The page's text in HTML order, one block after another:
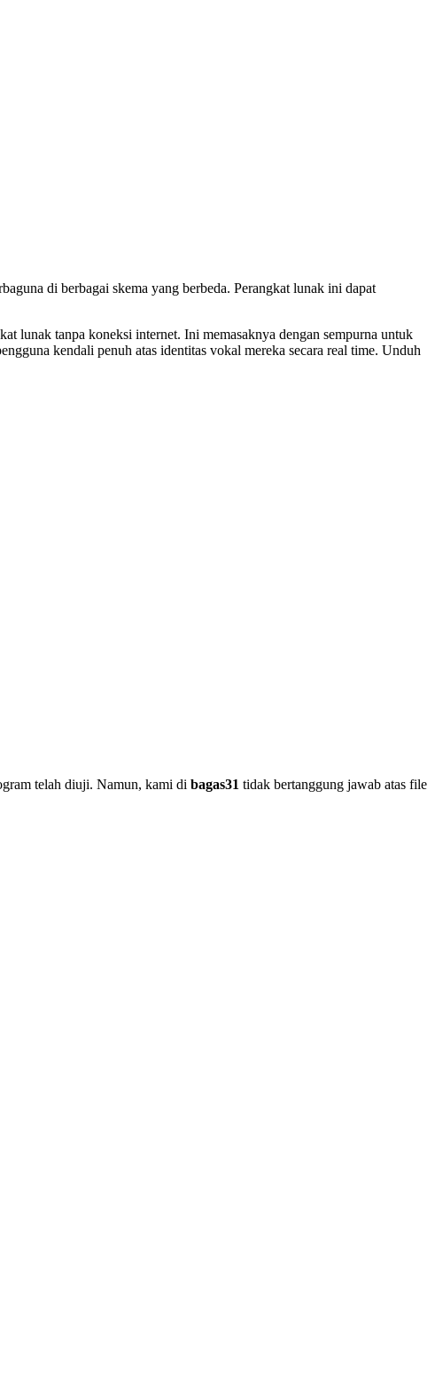
di berbagai skema yang berbeda. Perangkat lunak ini dapat
lunak tanpa koneksi internet. Ini memasaknya dengan sempurna untuk
kendali penuh atas identitas vokal mereka secara real time. Unduh
telah diuji. Namun, kami di bagas31 tidak bertanggung jawab atas file